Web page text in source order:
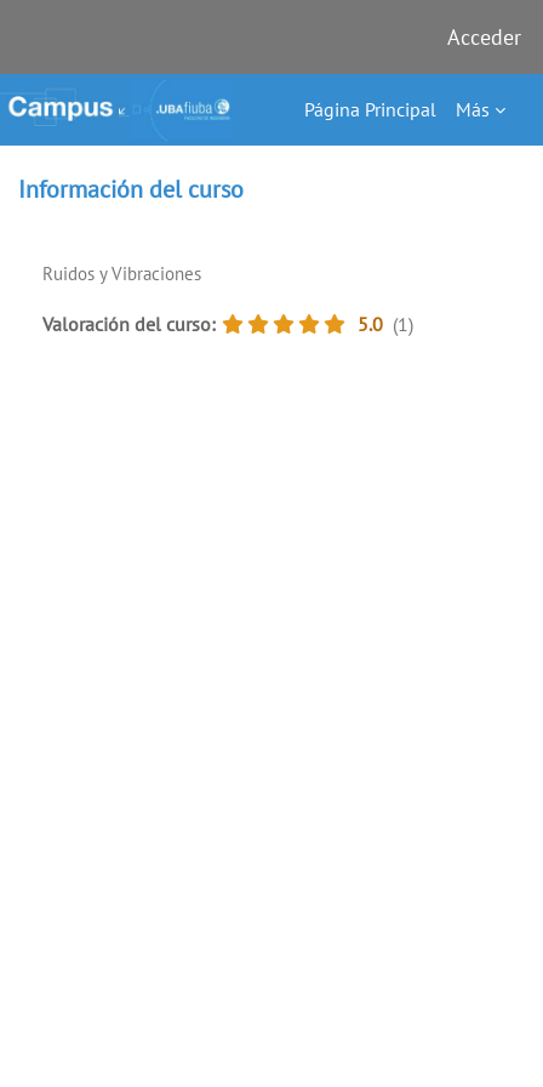
Salta al contenido principal
Acceder
Página Principal Más
Información del curso
Ruidos y Vibraciones
Valoración del curso: 5.0 (1)